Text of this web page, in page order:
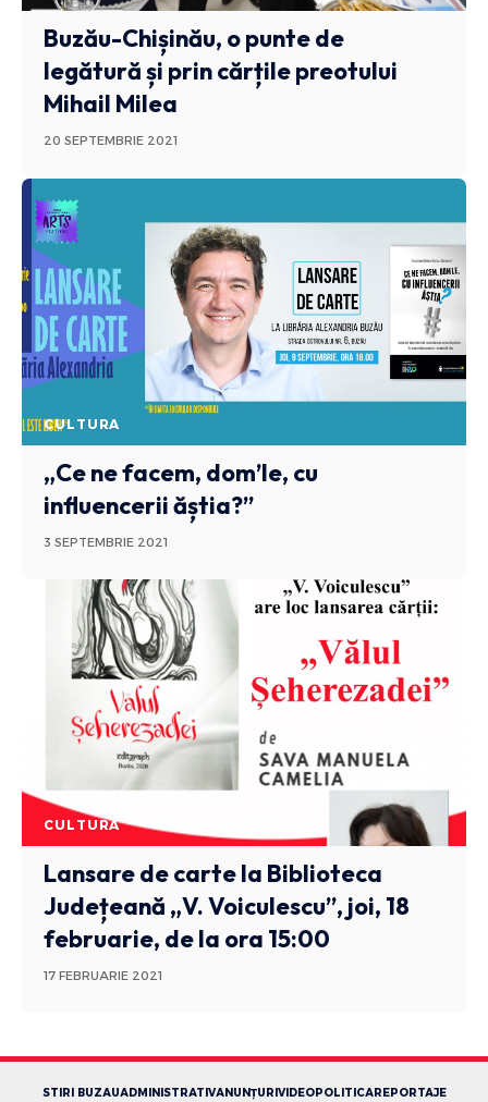
Buzău-Chișinău, o punte de
legătură și prin cărțile preotului
Mihail Milea
20 SEPTEMBRIE 2021
CULTURA
„Ce ne facem, dom’le, cu
influencerii ăștia?”
3 SEPTEMBRIE 2021
CULTURA
Lansare de carte la Biblioteca
Județeană „V. Voiculescu”, joi, 18
februarie, de la ora 15:00
17 FEBRUARIE 2021
STIRI BUZAUADMINISTRATIVANUNȚURI VIDEOPOLITICAREPORTAJE